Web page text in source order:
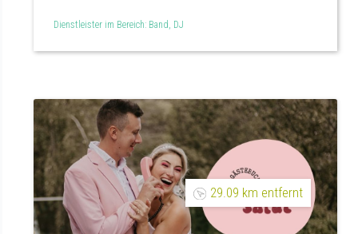
Dienstleister im Bereich: Band, DJ
29.09 km entfernt